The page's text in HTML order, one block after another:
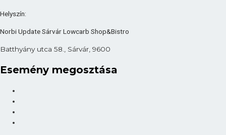
Helyszín:
Norbi Update Sárvár Lowcarb Shop&Bistro
Batthyány utca 58., Sárvár, 9600
Esemény megosztása